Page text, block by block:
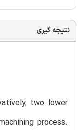
نتیجه گیری
two lower
process.